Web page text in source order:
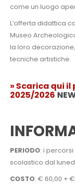
come un luogo
L’offerta didattica
Museo
la loro
tecniche artistiche.
» Scarica qui
2025/2026
PERIODO: i
scolastico dal
COSTO: € 60,00 +